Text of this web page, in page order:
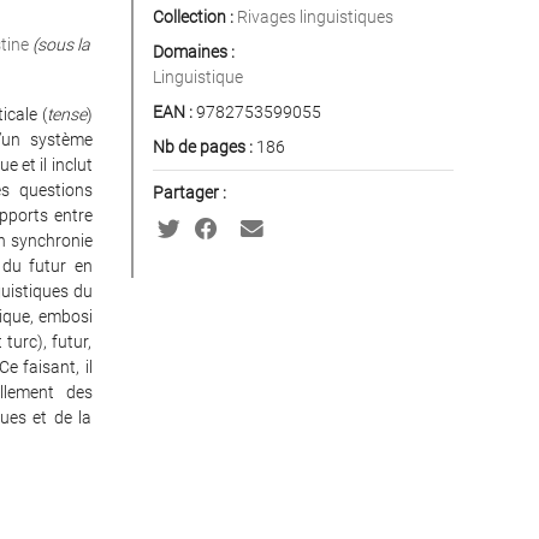
(sous la
(tense)
système
et il inclut
questions
entre
synchronie
du futur en
du
embosi
turc), futur,
faisant, il
des
et de la
Collection : Rivages linguistiques
Domaines :
Linguistique
EAN :9782753599055
Nb de pages :186
Partager :